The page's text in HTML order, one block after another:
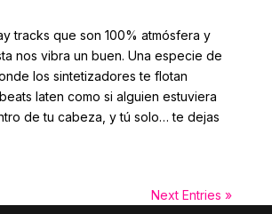
tracks que son 100% atmósfera y
nos vibra un buen. Una especie de
los sintetizadores te flotan
laten como si alguien estuviera
de tu cabeza, y tú solo… te dejas
Next Entries »